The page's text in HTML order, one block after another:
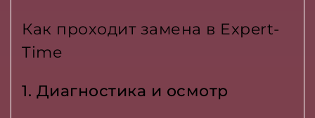
Как проходит замена в Expert-
Time
1. Диагностика и осмотр